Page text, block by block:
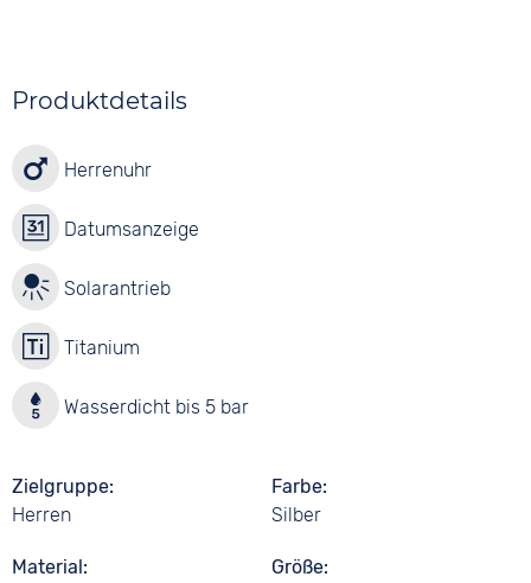
Produktdetails
Herrenuhr
Datumsanzeige
Solarantrieb
Titanium
Wasserdicht bis 5 bar
Zielgruppe
Herren
Farbe
Silber
Material
Größe